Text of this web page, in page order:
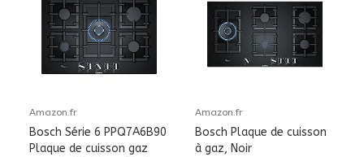
Amazon.fr
Bosch Série 6 PPQ7A6B90
Plaque de cuisson gaz
Amazon.fr
Bosch Plaque de cuisson
à gaz, Noir